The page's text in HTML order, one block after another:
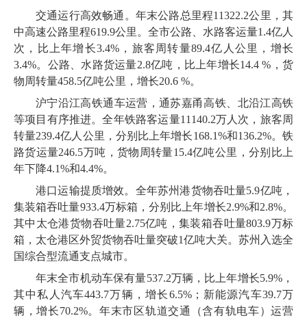
交通运行高效畅通。年末公路总里程11322.2公里，其
中高速公路里程619.9公里。全市公路、水路客运量1 .4亿人
次，比上年增长3.4%，旅客周转量89.4亿人公里，增长
3.4%。公路、水路货运量2.8亿吨，比上年增长14.4 %，货
物周转量458.5亿吨公里，增长20.6 %。
沪宁沿江高铁通车运营，通苏嘉甬高铁、北沿江高铁
等项目有序推进。全年铁路客运量11140.2万人次，旅客周
转量239.4亿人公里，分别比上年增长168.1%和136.2%。铁
路货运量246.5万吨，货物周转量15.4亿吨公里，分别比上
年下降4.1%和4.4%。
港口运输提质增效。全年苏州港货物吞吐量5.9亿吨，
集装箱吞吐量933.4万标箱，分别比上年增长2.9%和2.8%。
其中太仓港货物吞吐量2.75亿吨，集装箱吞吐量803.9万标
箱，太仓港区外贸货物吞吐量突破1亿吨大关。苏州入选全
国综合型流通支点城市。
年末全市机动车保有量537.2万辆，比上年增长5.9%，
其中私人汽车443.7万辆，增长6.5%；新能源汽车39.7万
辆，增长70.2%。年末市区轨道交通（含有轨电车）运营